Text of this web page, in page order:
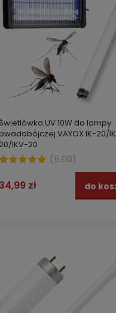
Świetlówka UV 10W do lampy
owadobójczej VAYOX IK-20/
20/IKV-20
(5.00)
34,99 zł do